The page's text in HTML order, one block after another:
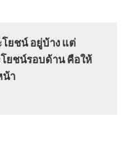
ยชน์ อยู่บ้าง แต่
โยชน์รอบด้าน คือให้
น้า